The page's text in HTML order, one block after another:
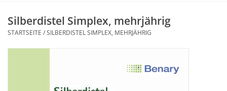
Kräuter
Silberdistel Simplex, mehrjährig
STARTSEITE /SILBERDISTEL SIMPLEX, MEHRJÄHRIG